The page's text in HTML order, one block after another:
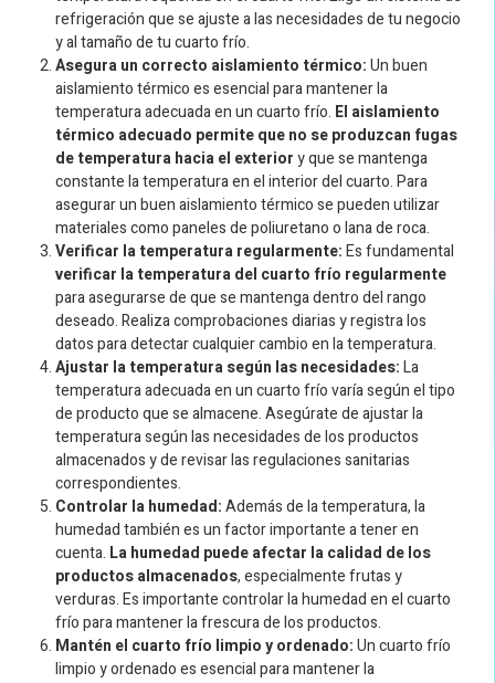
refrigeración que se ajuste a las necesidades de tu negocio
y al tamaño de tu cuarto frío.
Asegura un correcto aislamiento térmico:Un buen
aislamiento térmico es esencial para mantener la
temperatura adecuada en un cuarto frío. El aislamiento
térmico adecuado permite que no se produzcan fugas
de temperatura hacia el exteriory que se mantenga
constante la temperatura en el interior del cuarto. Para
asegurar un buen aislamiento térmico se pueden utilizar
materiales como paneles de poliuretano o lana de roca.
Verificar la temperatura regularmente:Es fundamental
verificar la temperatura del cuarto frío regularmente
para asegurarse de que se mantenga dentro del rango
deseado. Realiza comprobaciones diarias y registra los
datos para detectar cualquier cambio en la temperatura.
Ajustar la temperatura según las necesidades:La
temperatura adecuada en un cuarto frío varía según el tipo
de producto que se almacene. Asegúrate de ajustar la
temperatura según las necesidades de los productos
almacenados y de revisar las regulaciones sanitarias
correspondientes.
Controlar la humedad:Además de la temperatura, la
humedad también es un factor importante a tener en
cuenta. La humedad puede afectar la calidad de los
productos almacenados, especialmente frutas y
verduras. Es importante controlar la humedad en el cuarto
frío para mantener la frescura de los productos.
Mantén el cuarto frío limpio y ordenado:Un cuarto frío
limpio y ordenado es esencial para mantener la